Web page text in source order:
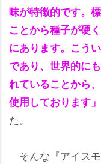
味が特徴的です。
ことから種子が硬
にあります。こう
であり、世界的に
れていることから
使用しております」
た。
そんな『アイス